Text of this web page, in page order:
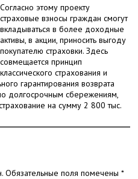
Согласно этому проекту
страховые взносы граждан смогут
вкладываться в более доходные
активы, в акции, приносить выгоду
покупателю страховки. Здесь
совмещается принцип
классического страхования и
гарантирования возврата
долгосрочным сбережениям,
на сумму 2 800 тыс.
Обязательные поля помечены *